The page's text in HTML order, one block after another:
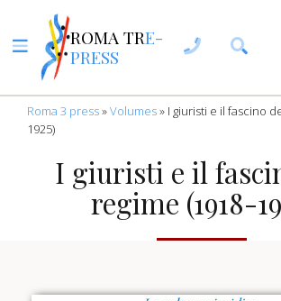
ROMA TRE-
PRESS
Roma 3 press»Volumes» I giuristi e il fascino
1925)
I giuristi e il
regime (1918-